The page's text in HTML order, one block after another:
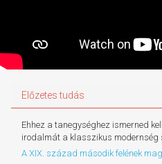
Előzetes tudás
Ehhez a tanegységhez ismerned
irodalmát a klasszikus
A XIX. század második felének